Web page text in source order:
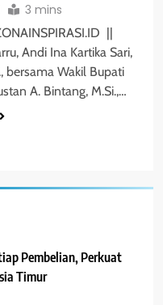
3 mins
||
Andi Ina Kartika Sari,
bersama Wakil Bupati
A. Bintang, M.Si.,…
Pembelian, Perkuat
Timur